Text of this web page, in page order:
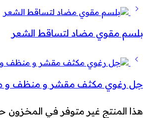
بلسم مقوي مضاد لتساقط الشعر
جل رغوي مكثف مقشر و منظف و
هذا المنتج غير متوفر في المخزون